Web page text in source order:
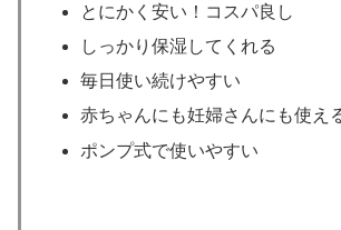
とにかく安い！コスパ良し
しっかり保湿してくれる
毎日使い続けやすい
赤ちゃんにも妊婦さんにも使え
ポンプ式で使いやすい